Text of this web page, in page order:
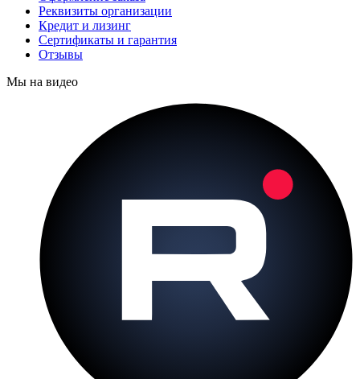
Реквизиты организации
Кредит и лизинг
Сертификаты и гарантия
Отзывы
Мы на видео